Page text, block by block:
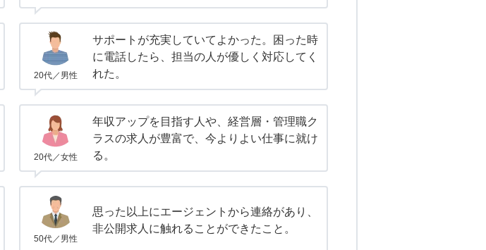
20代／男性
サポートが充実していてよかった。困った時
に電話したら、担当の人が優しく対応してく
れた。
20代／女性
年収アップを目指す人や、経営層・管理職ク
ラスの求人が豊富で、今よりよい仕事に就け
る。
50代／男性
思った以上にエージェントから連絡があり、
非公開求人に触れることができたこと。